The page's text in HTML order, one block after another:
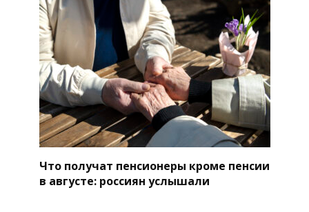
Что получат пенсионеры кроме пенсии
в августе: россиян услышали